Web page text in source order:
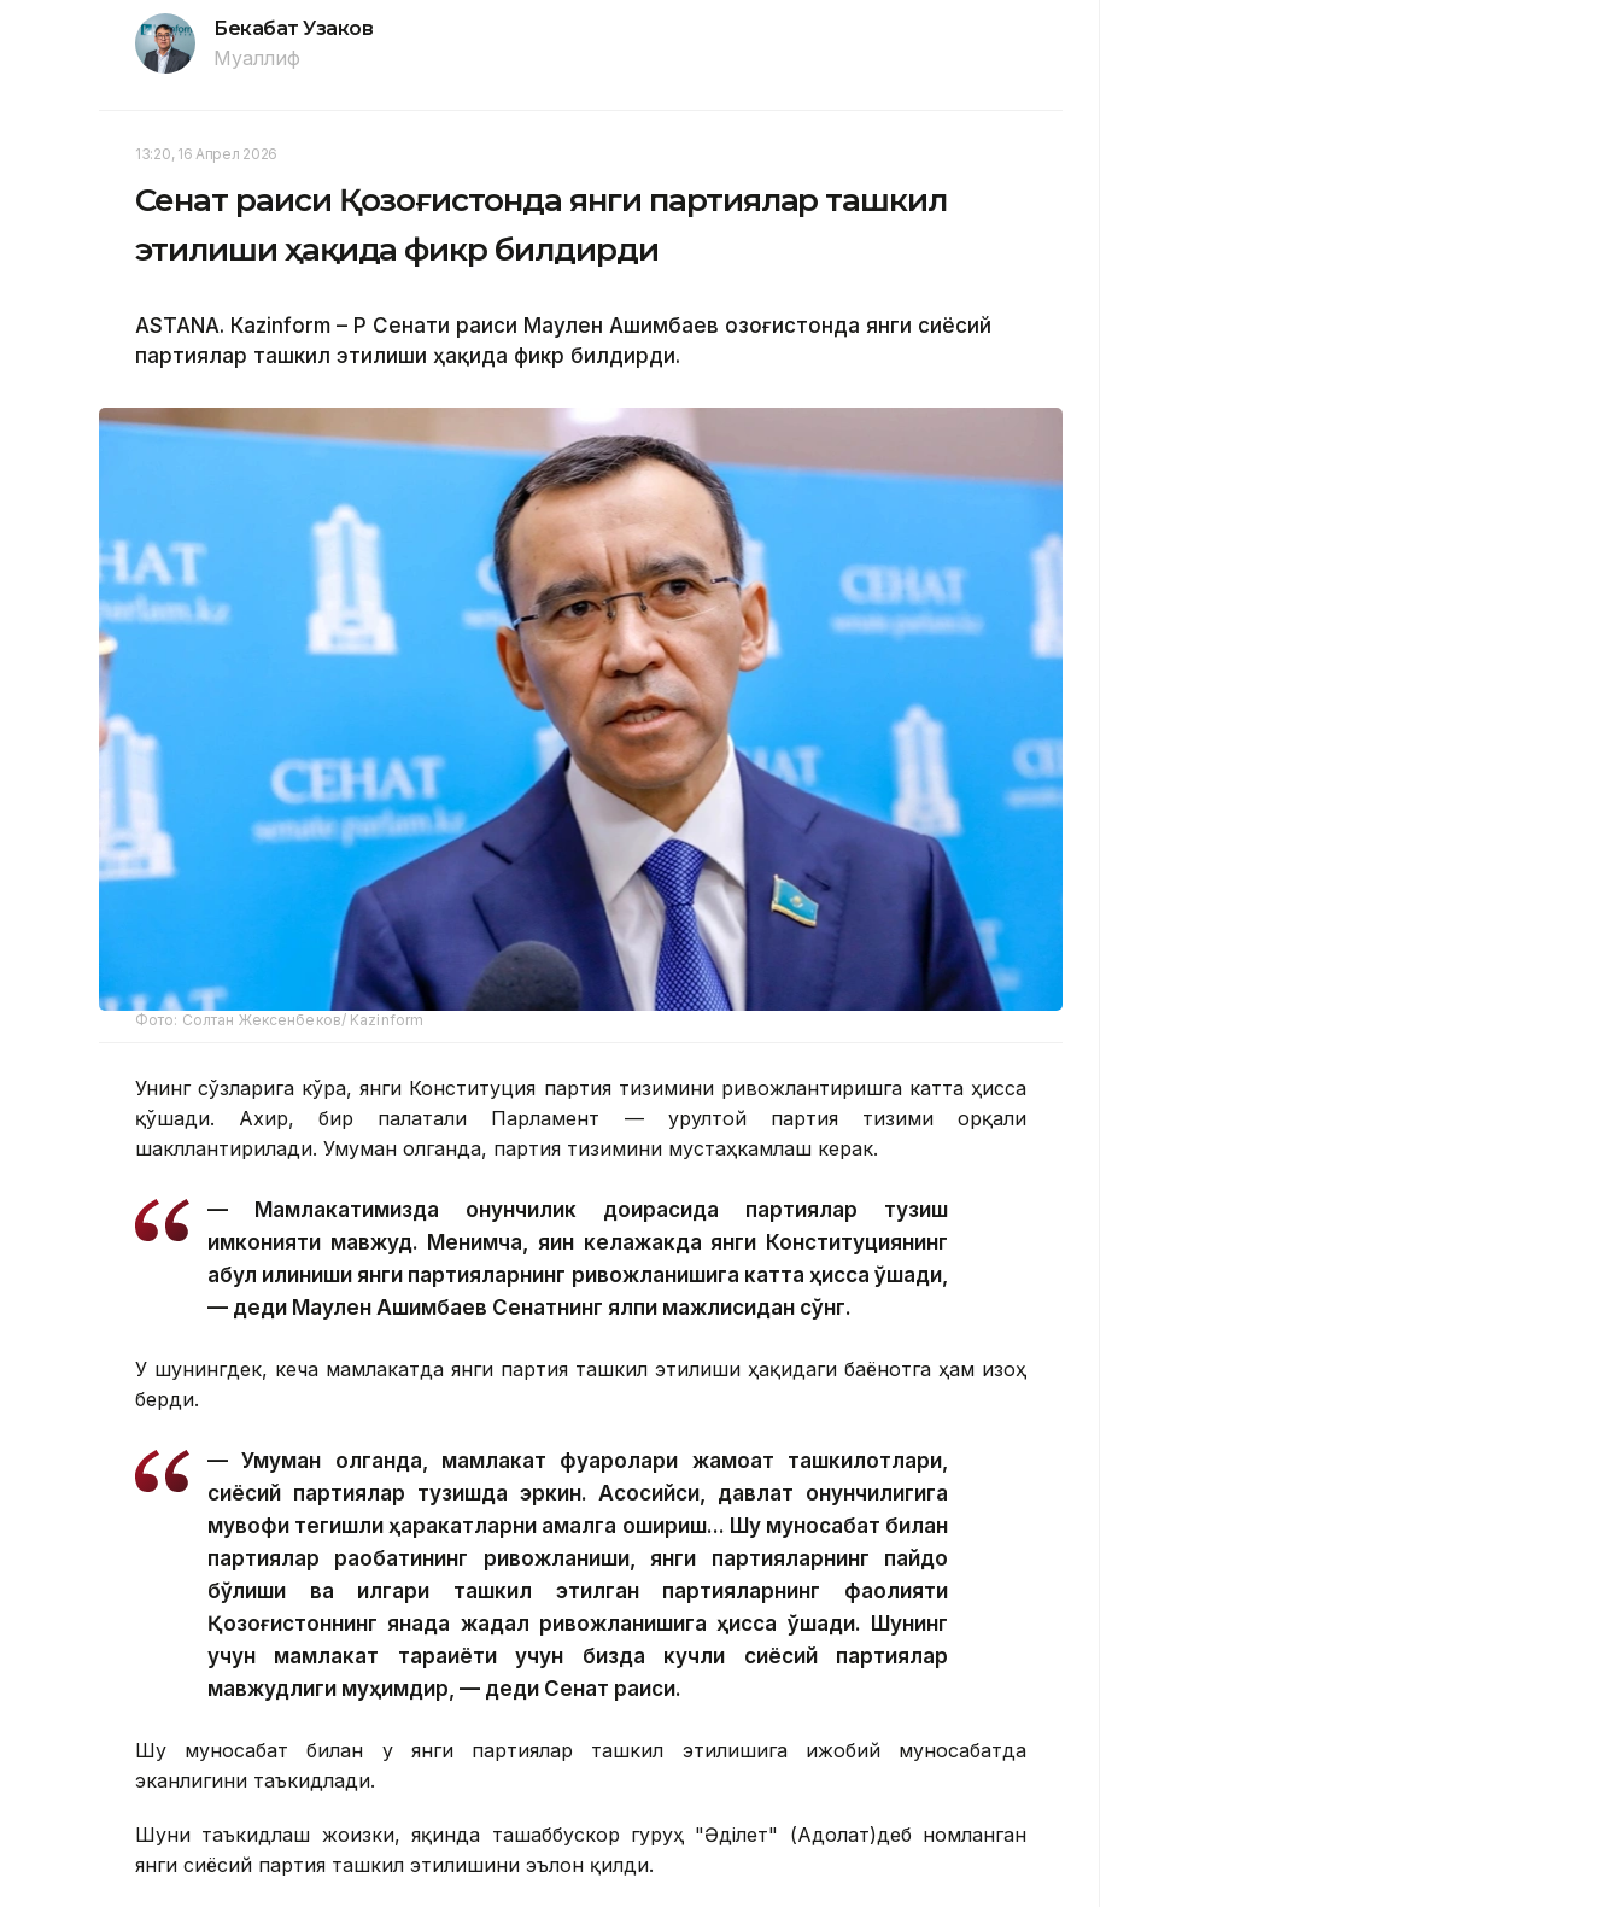
Бекабат Узаков
Муаллиф
13:20, 16 Апрел 2026
Сенат раиси Қозоғистонда янги партиялар ташкил
этилиши ҳақида фикр билдирди
ASTANА. Кazinform – ҚР Сенати раиси Маулен Ашимбаев Қозоғистонда янги сиёсий
партиялар ташкил этилиши ҳақида фикр билдирди.
Фото: Солтан Жексенбеков/ Kazinform
Унинг сўзларига кўра, янги Конституция партия тизимини ривожлантиришга катта ҳисса
қўшади. Ахир, бир палатали Парламент — Қурултой партия тизими орқали
шакллантирилади. Умуман олганда, партия тизимини мустаҳкамлаш керак.
— Мамлакатимизда қонунчилик доирасида партиялар тузиш
имконияти мавжуд. Менимча, яқин келажакда янги Конституциянинг
қабул қилиниши янги партияларнинг ривожланишига катта ҳисса қўшади,
— деди Маулен Ашимбаев Сенатнинг ялпи мажлисидан сўнг.
У шунингдек, кеча мамлакатда янги партия ташкил этилиши ҳақидаги баёнотга ҳам изоҳ
берди.
— Умуман олганда, мамлакат фуқаролари жамоат ташкилотлари,
сиёсий партиялар тузишда эркин. Асосийси, давлат қонунчилигига
мувофиқ тегишли ҳаракатларни амалга ошириш... Шу муносабат билан
партиялар рақобатининг ривожланиши, янги партияларнинг пайдо
бўлиши ва илгари ташкил этилган партияларнинг фаолияти
Қозоғистоннинг янада жадал ривожланишига ҳисса қўшади. Шунинг
учун мамлакат тараққиёти учун бизда кучли сиёсий партиялар
мавжудлиги муҳимдир, — деди Сенат раиси.
Шу муносабат билан у янги партиялар ташкил этилишига ижобий муносабатда
эканлигини таъкидлади.
Шуни таъкидлаш жоизки, яқинда ташаббускор гуруҳ "Әділет" (Адолат)деб номланган
янги сиёсий партия ташкил этилишини эълон қилди.